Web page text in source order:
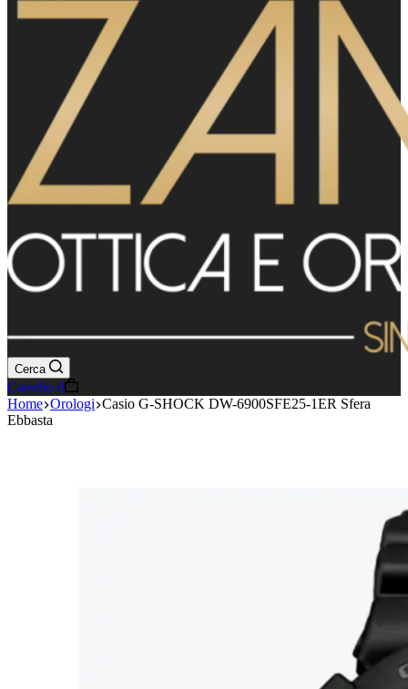
Cerca
Carrello 0
Home Orologi Casio G-SHOCK DW-6900SFE25-1ER Sfera
Ebbasta